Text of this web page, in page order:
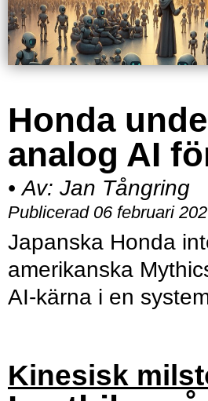
Honda
analog AI
• Av: Jan Tångring
Publicerad 06 februari
Japanska Honda
amerikanska
AI-kärna i en
Kinesisk